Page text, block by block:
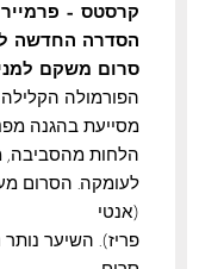
קרסטס – פרמייר
הסדרה החדשה
סרום משקם
מסייעת בהגנה
הלחות מהסביבה,
לעומקה. הסרום
(אנטי
פריז). השיער נותר